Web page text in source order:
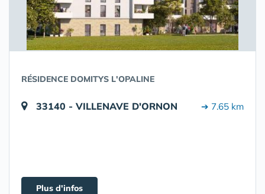
RÉSIDENCE DOMITYS L'OPALINE
33140 - VILLENAVE D'ORNON ➔ 7.65 km
Plus d'infos